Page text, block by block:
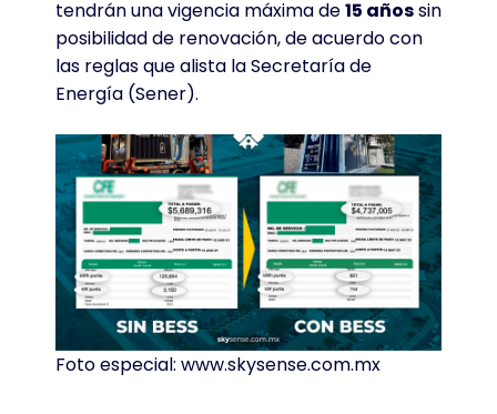
tendrán una vigencia máxima de15 añossin
posibilidad de renovación, de acuerdo con
las reglas que alista la Secretaría de
Energía (Sener).
Foto especial: www.skysense.com.mx